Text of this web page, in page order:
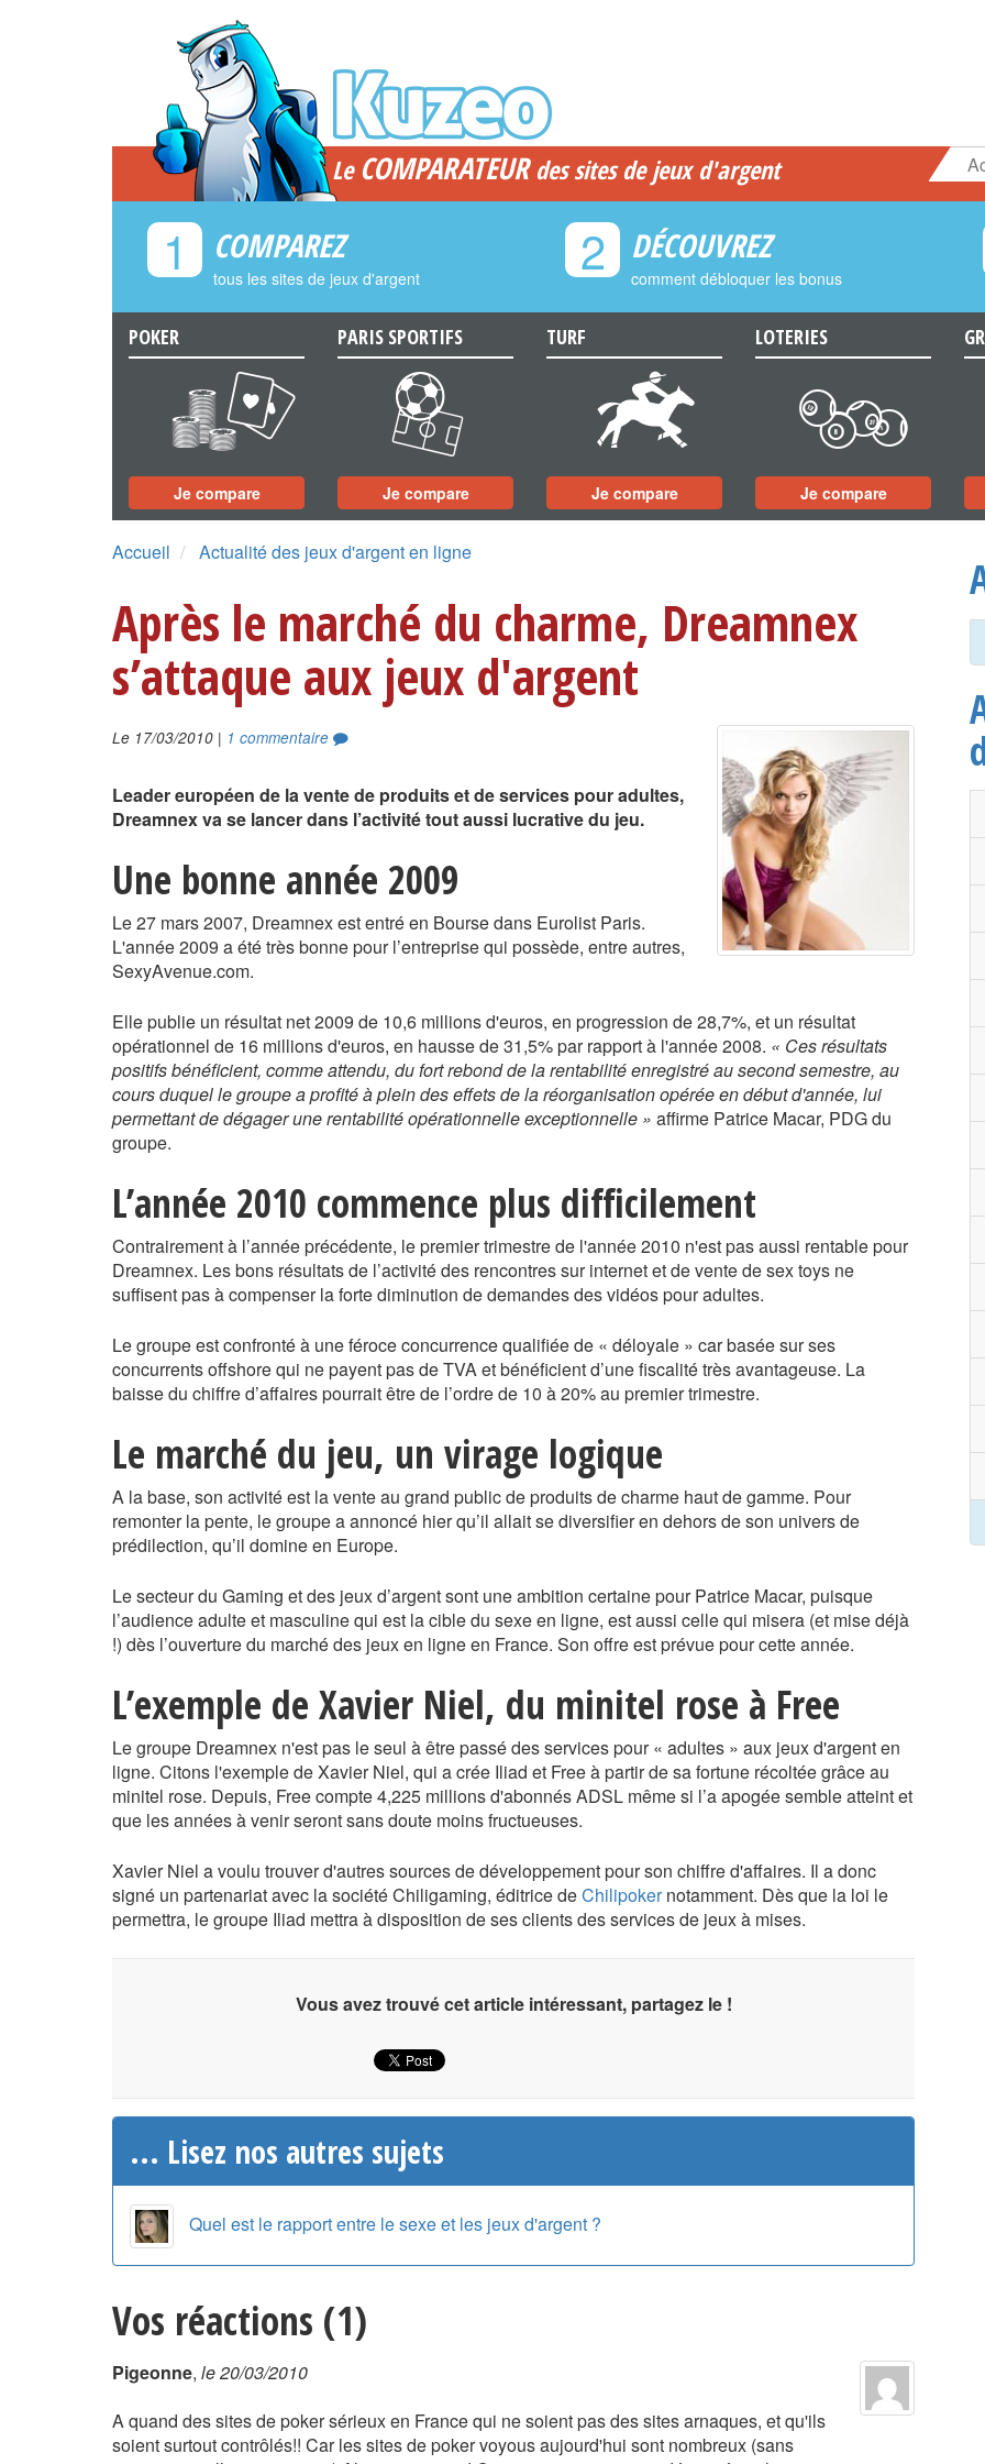
Le COMPARATEURdes sites de jeux d'argent
1 COMPAREZ
tous les sites de jeux d'argent 2 DÉCOUVREZ
comment débloquer les bonus
POKER
a
Je compare
PARIS SPORTIFS
b
Je compare
TURF
d
Je compare
LOTERIES
c
Je compare
Accueil Actualité des jeux d'argent en ligne
Après le marché du charme, Dreamnex
s’attaque aux jeux d'argent
Le 17/03/2010 | 1 commentaire
Leader européen de la vente de produits et de services pour adultes,
Dreamnex va se lancer dans l’activité tout aussi lucrative du jeu.
Une bonne année 2009
Le 27 mars 2007, Dreamnex est entré en Bourse dans Eurolist Paris.
L'année 2009 a été très bonne pour l’entreprise qui possède, entre autres,
SexyAvenue.com.
Elle publie un résultat net 2009 de 10,6 millions d'euros, en progression de 28,7%, et un résultat
opérationnel de 16 millions d'euros, en hausse de 31,5% par rapport à l'année 2008. « Ces résultats
positifs bénéficient, comme attendu, du fort rebond de la rentabilité enregistré au second semestre, au
cours duquel le groupe a profité à plein des effets de la réorganisation opérée en début d'année, lui
permettant de dégager une rentabilité opérationnelle exceptionnelle » affirme Patrice Macar, PDG du
groupe.
L’année 2010 commence plus difficilement
Contrairement à l’année précédente, le premier trimestre de l'année 2010 n'est pas aussi rentable pour
Dreamnex. Les bons résultats de l’activité des rencontres sur internet et de vente de sex toys ne
suffisent pas à compenser la forte diminution de demandes des vidéos pour adultes.
Le groupe est confronté à une féroce concurrence qualifiée de « déloyale » car basée sur ses
concurrents offshore qui ne payent pas de TVA et bénéficient d’une fiscalité très avantageuse. La
baisse du chiffre d’affaires pourrait être de l’ordre de 10 à 20% au premier trimestre.
Le marché du jeu, un virage logique
A la base, son activité est la vente au grand public de produits de charme haut de gamme. Pour
remonter la pente, le groupe a annoncé hier qu’il allait se diversifier en dehors de son univers de
prédilection, qu’il domine en Europe.
Le secteur du Gaming et des jeux d’argent sont une ambition certaine pour Patrice Macar, puisque
l’audience adulte et masculine qui est la cible du sexe en ligne, est aussi celle qui misera (et mise déjà
!) dès l’ouverture du marché des jeux en ligne en France. Son offre est prévue pour cette année.
L’exemple de Xavier Niel, du minitel rose à Free
Le groupe Dreamnex n'est pas le seul à être passé des services pour « adultes » aux jeux d'argent en
ligne. Citons l'exemple de Xavier Niel, qui a crée Iliad et Free à partir de sa fortune récoltée grâce au
minitel rose. Depuis, Free compte 4,225 millions d'abonnés ADSL même si l’a apogée semble atteint et
que les années à venir seront sans doute moins fructueuses.
Xavier Niel a voulu trouver d'autres sources de développement pour son chiffre d'affaires. Il a donc
signé un partenariat avec la société Chiligaming, éditrice deChilipokernotamment. Dès que la loi le
permettra, le groupe Iliad mettra à disposition de ses clients des services de jeux à mises.
Vous avez trouvé cet article intéressant, partagez le !
... Lisez nos autres sujets
Quel est le rapport entre le sexe et les jeux d'argent ?
Vos réactions (1)
Pigeonne, le 20/03/2010
A quand des sites de poker sérieux en France qui ne soient pas des sites arnaques, et qu'ils
soient surtout contrôlés!! Car les sites de poker voyous aujourd'hui sont nombreux (sans